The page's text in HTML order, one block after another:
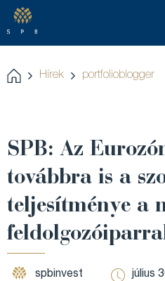
Hírek portfolioblogger
SPB: Az
továbbra is a
teljesítménye a
spbinvest július